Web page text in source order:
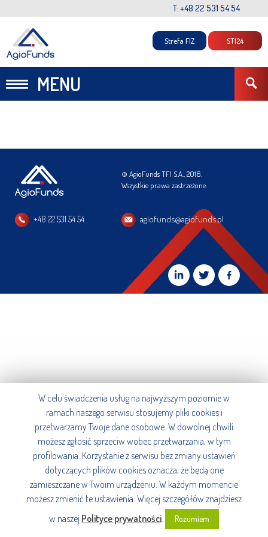
T: +48 22 531 54 54
MENU
Strefa FIZ STI24
© AgioFunds TFI S.A., 2016.
Wszystkie prawa zastrzeżone.
+48 22 531 54 54 agiofunds@agiofunds.pl
W celu świadczenia usług na najwyższym poziomie w
ramach naszego serwisu stosujemy pliki cookies i
przetwarzamy Twoje dane osobowe. W dowolnej chwili
możesz zgłosić sprzeciw wobec przetwarzania, w tym
profilowania. Korzystanie z serwisu bez zmiany ustawień
dotyczących plików cookies oznacza, że będą one
zamieszczane w Twoim urządzeniu. W każdym momencie
możesz zmienić te ustawienia. Więcej szczegółów znajdziesz
w naszej Polityce prywatności. Rozumiem